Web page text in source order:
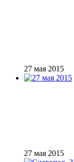
27 мая 2015
27 мая 2015